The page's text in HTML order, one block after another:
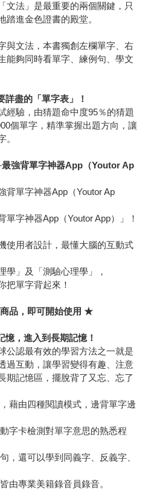
文法」是最重要的兩個關鍵，只
進金色證書的殿堂。
與文法，本書獨創左欄單字、右
能夠同時看單字、練例句、學文
詳盡的「單字表」！
經驗，由猜題命中度95％的猜題
個單字，精準掌握出題方向，讓
。
強背單字神器App（Youtor Ap
背單字神器App（Youtor Ap
字神器App（Youtor App）」！
使用者設計，最懂大腦的互動式
學」及「測驗心理學」，
把單字背起來！
品，即可開始使用 ★
，進入到長期記憶！
公認最有效的學習方法之一就是
過互動，讓學習變得有趣、注意
期記憶區，擺脫背了又忘、忘了
藉由四種閱讀模式，邊背單字邊
字卡檢測對單字意思的熟悉程
，還可以學到同義字、反義字、
由專業美籍錄音員錄音。